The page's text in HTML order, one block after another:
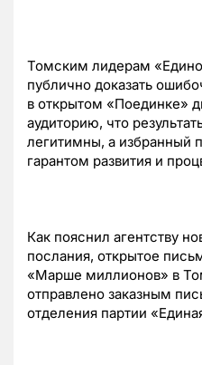
Томским лидерам
публично доказать
в открытом «Поединке»
аудиторию, что
легитимны, а избранный
гарантом развития и
Как пояснил агентству
послания, открытое
«Марше миллионов» в
отправлено заказным
отделения партии